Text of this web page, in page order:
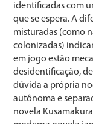
identificadas com
que se espera. A
misturadas (como
colonizadas)
em jogo estão
desidentificação,
dúvida a própria
autônoma e
novela